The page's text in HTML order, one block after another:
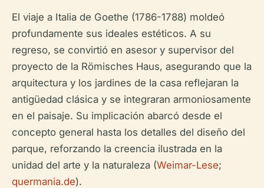
El viaje a Italia de Goethe (1786-1788) moldeó
profundamente sus ideales estéticos. A su
regreso, se convirtió en asesor y supervisor del
proyecto de la Römisches Haus, asegurando que la
arquitectura y los jardines de la casa reflejaran la
antigüedad clásica y se integraran armoniosamente
en el paisaje. Su implicación abarcó desde el
concepto general hasta los detalles del diseño del
parque, reforzando la creencia ilustrada en la
unidad del arte y la naturaleza (Weimar-Lese;
quermania.de).